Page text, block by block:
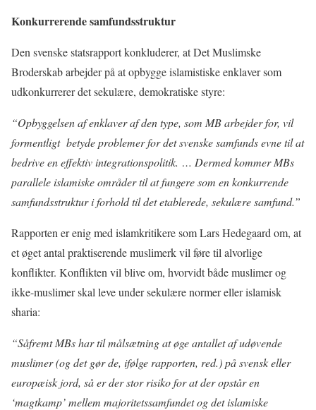
Konkurrerende samfundsstruktur
Den svenske statsrapport konkluderer, at Det Muslimske
Broderskab arbejder på at opbygge islamistiske enklaver som
udkonkurrerer det sekulære, demokratiske styre:
“Opbyggelsen af enklaver af den type, som MB arbejder for, vil
formentligt betyde problemer for det svenske samfunds evne til at
bedrive en effektiv integrationspolitik. … Dermed kommer MBs
parallele islamiske områder til at fungere som en konkurrende
samfundsstruktur i forhold til det etablerede, sekulære samfund.”
Rapporten er enig med islamkritikere som Lars Hedegaard om, at
et øget antal praktiserende muslimerk vil føre til alvorlige
konflikter. Konflikten vil blive om, hvorvidt både muslimer og
ikke-muslimer skal leve under sekulære normer eller islamisk
sharia:
“Såfremt MBs har til målsætning at øge antallet af udøvende
muslimer (og det gør de, ifølge rapporten, red.) på svensk eller
europæisk jord, så er der stor risiko for at der opstår en
‘magtkamp’ mellem majoritetssamfundet og det islamiske